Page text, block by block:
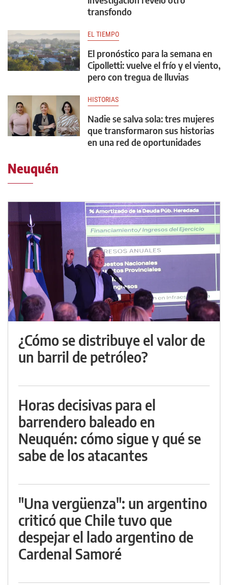
transfondo
EL TIEMPO
El pronóstico para la semana en
Cipolletti: vuelve el frío y el viento,
pero con tregua de lluvias
HISTORIAS
Nadie se salva sola: tres mujeres
que transformaron sus historias
en una red de oportunidades
Neuquén
¿Cómo se distribuye el valor de
un barril de petróleo?
Horas decisivas para el
barrendero baleado en
Neuquén: cómo sigue y qué se
sabe de los atacantes
"Una vergüenza": un argentino
criticó que Chile tuvo que
despejar el lado argentino de
Cardenal Samoré